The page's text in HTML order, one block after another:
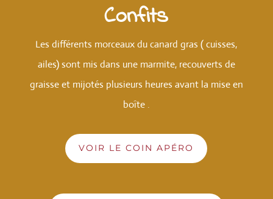
Confits
Les différents morceaux du canard gras ( cuisses,
ailes) sont mis dans une marmite, recouverts de
graisse et mijotés plusieurs heures avant la mise en
boîte .
VOIR LE COIN APÉRO